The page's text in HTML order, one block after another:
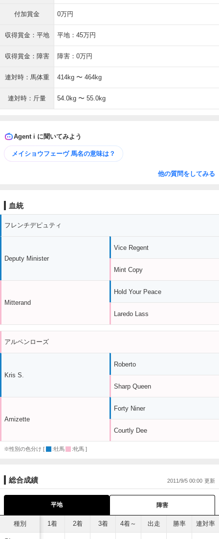
付加賞金 0万円
収得賞金：平地 平地：45万円
収得賞金：障害 障害：0万円
連対時：馬体重 414kg 〜 464kg
連対時：斤量 54.0kg 〜 55.0kg
Agent i に聞いてみよう
メイショウフェーヴ 馬名の意味は？
他の質問をしてみる
血統
フレンチデピュティ
Deputy Minister
Mitterand
Vice Regent
Mint Copy
Hold Your Peace
Laredo Lass
アルペンローズ
Kris S.
Amizette
Roberto
Sharp Queen
Forty Niner
Courtly Dee
※性別の色分け [ :牡馬 :牝馬 ]
総合成績 2011/9/5 00:00
平地 障害
種別 1着 2着 3着 4着～ 出走 勝率 連対率